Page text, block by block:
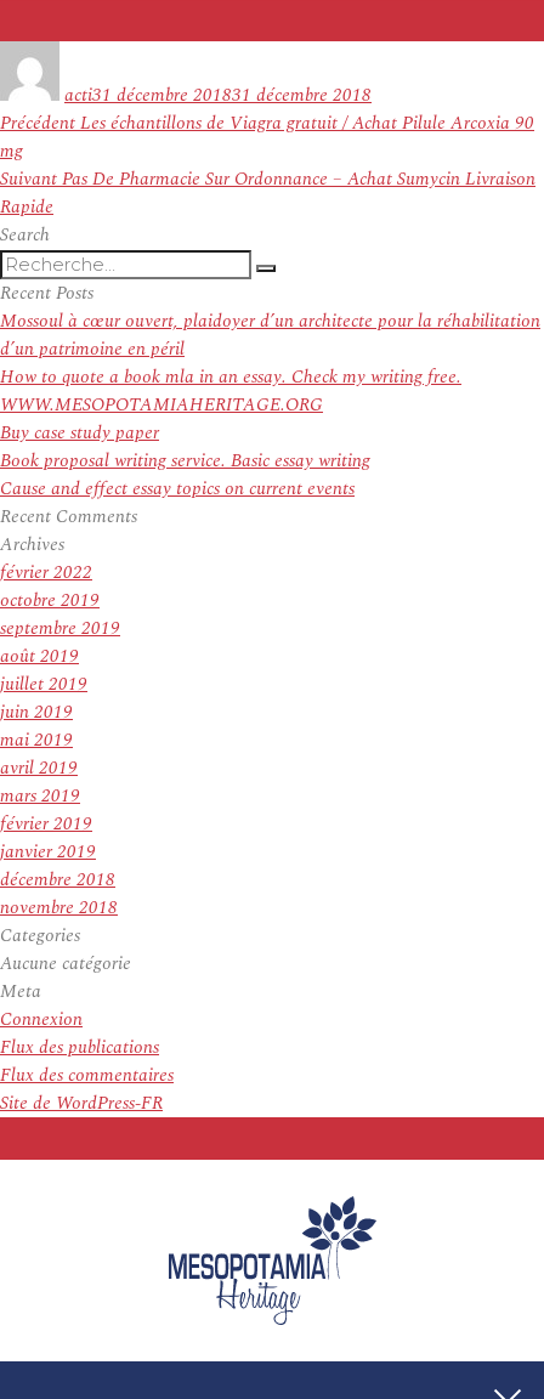
actile
31 décembre 201831 décembre 2018
Navigation
de
l’article
PrécédentArticle
Les échantillons de Viagra gratuit / Achat Pilule Arcoxia 90
mg
SuivantArticle
Pas De Pharmacie Sur Ordonnance – Achat Sumycin Livraison
Rapide
Search
Recherche
pour
:
Recherche
Recent Posts
Mossoul à cœur ouvert, plaidoyer d’un architecte pour la réhabilitation
d’un patrimoine en péril
How to quote a book mla in an essay. Check my writing free.
WWW.MESOPOTAMIAHERITAGE.ORG
Buy case study paper
Book proposal writing service. Basic essay writing
Cause and effect essay topics on current events
Recent Comments
Archives
février 2022
octobre 2019
septembre 2019
août 2019
juillet 2019
juin 2019
mai 2019
avril 2019
mars 2019
février 2019
janvier 2019
décembre 2018
novembre 2018
Categories
Aucune catégorie
Meta
Connexion
Flux des publications
Flux des commentaires
Site de WordPress-FR